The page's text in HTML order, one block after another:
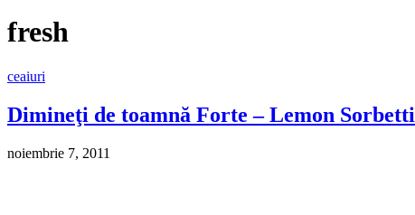
fresh
ceaiuri
Dimineţi de toamnă Forte – Lemon Sorbetti
noiembrie 7, 2011